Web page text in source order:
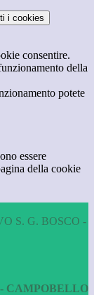
i cookies
consentire.
della
potete
essere
della cookie
S. G. BOSCO -
CAMPOBELLO